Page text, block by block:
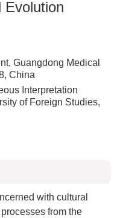
Evolution
Guangdong Medical
China
Interpretation
of Foreign Studies,
with cultural
from the